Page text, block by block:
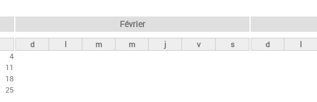
r
c
4
11
18
25
Février
d l m m j v s d l